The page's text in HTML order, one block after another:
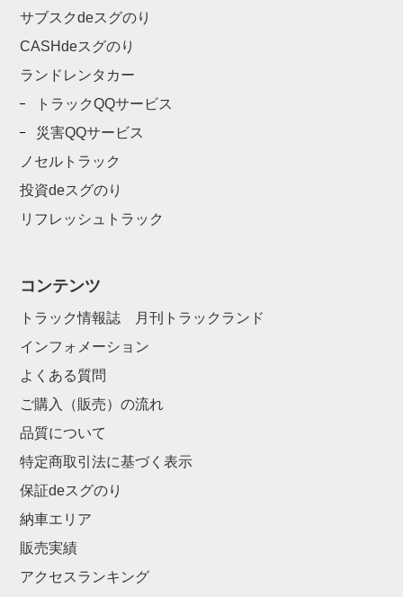
サブスクdeスグのり
CASHdeスグのり
ランドレンタカー
トラックQQサービス
災害QQサービス
ノセルトラック
投資deスグのり
リフレッシュトラック
コンテンツ
トラック情報誌 月刊トラックランド
インフォメーション
よくある質問
ご購入（販売）の流れ
品質について
特定商取引法に基づく表示
保証deスグのり
納車エリア
販売実績
アクセスランキング